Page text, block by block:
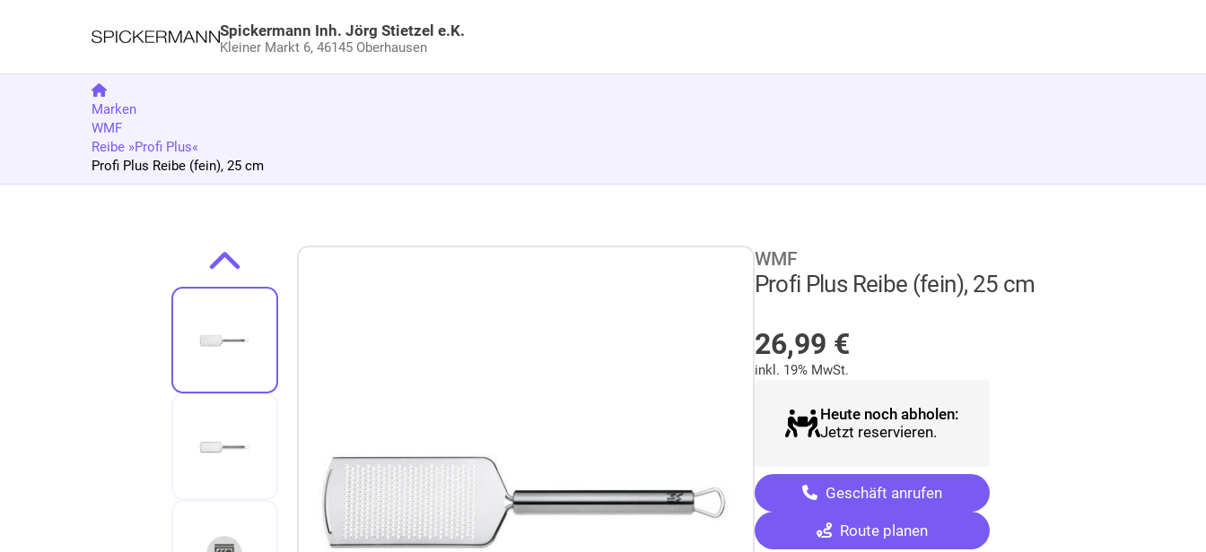
Spickermann Inh. Jörg Stietzel e.K.
Kleiner Markt 6, 46145 Oberhausen
Marken
WMF
Reibe »Profi Plus«
Profi Plus Reibe (fein), 25 cm
Zur Produktbeschreibung springen WMF
Profi Plus Reibe (fein), 25 cm
26,99 €
inkl. 19% MwSt.
Heute noch abholen:
Jetzt reservieren.
Geschäft anrufen
Route planen